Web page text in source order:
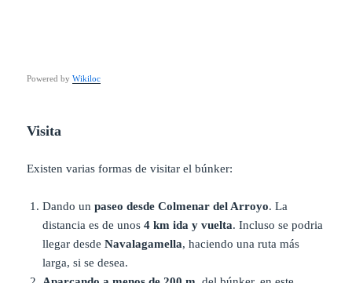
Powered byWikiloc
Visita
Existen varias formas de visitar el búnker:
Dando unpaseo desde Colmenar del Arroyo. La
distancia es de unos4 km ida y vuelta. Incluso se podria
llegar desdeNavalagamella, haciendo una ruta más
larga, si se desea.